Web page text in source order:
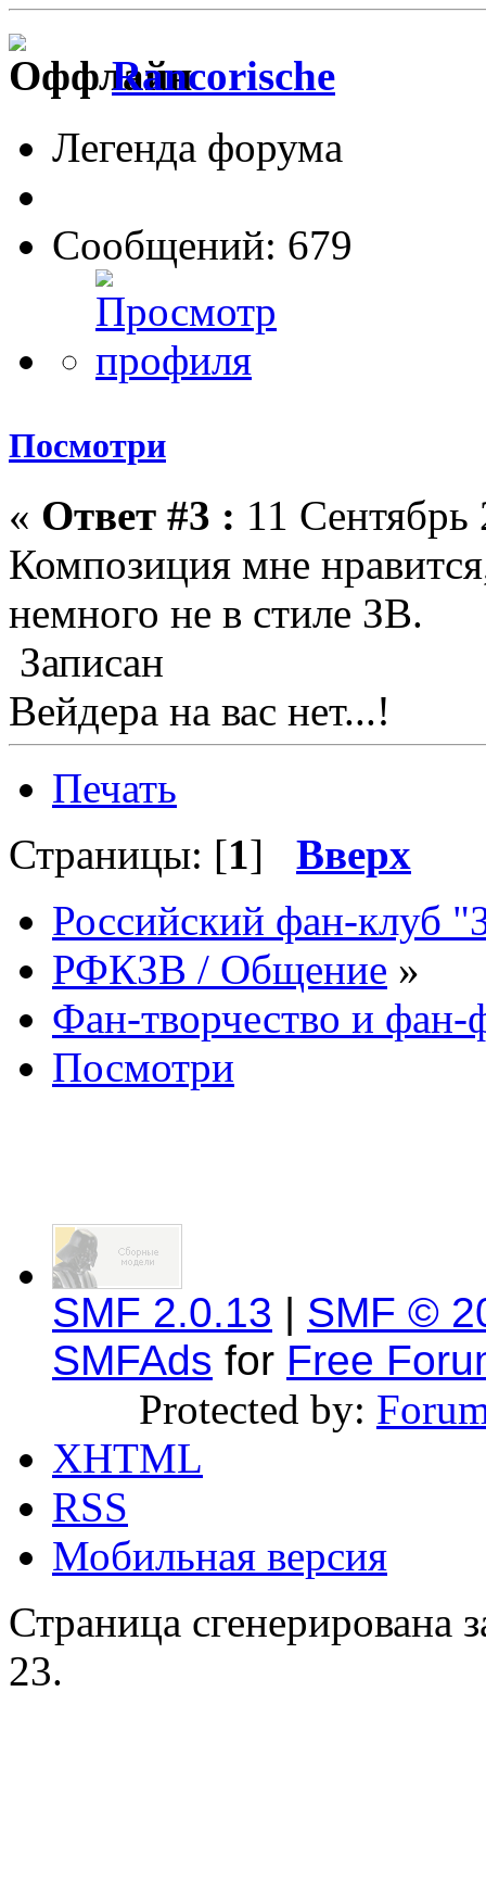
Rancorische
Легенда форума
Сообщений: 679
Посмотри
« Ответ #3 : 11
Композиция мне
немного не в стиле ЗВ.
Записан
Вейдера на вас нет...!
Печать
Страницы: [1] Вверх
Российский фан-клуб
РФКЗВ / Общение »
Фан-творчество и
Посмотри
SMF 2.0.13 | SMF ©
SMFAds for Free
Protected by:
XHTML
RSS
Мобильная версия
Страница сгенерирована
23.